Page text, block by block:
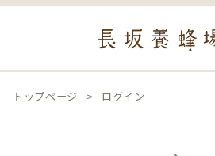
トップページ ログイン